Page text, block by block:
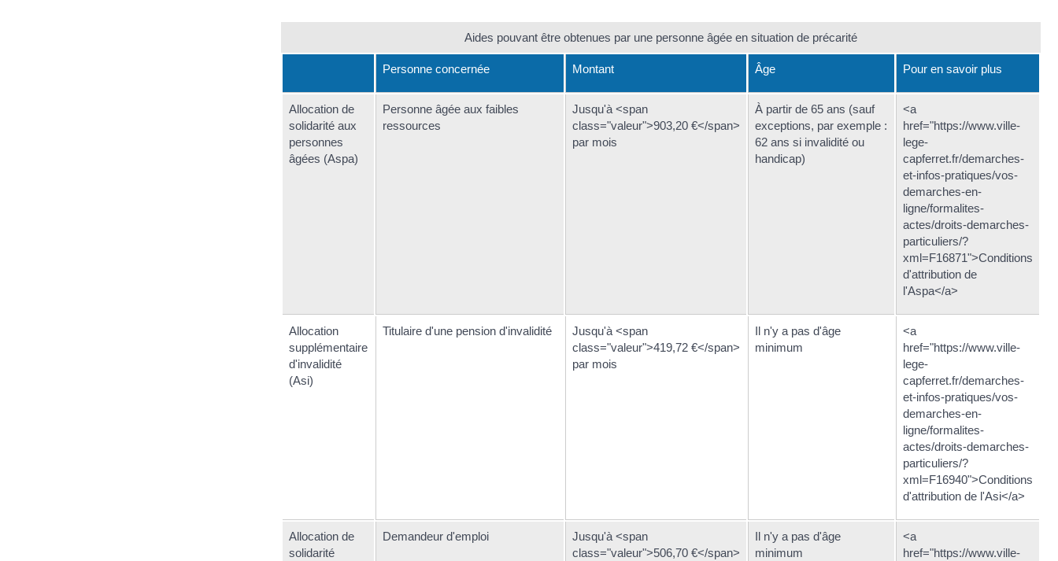
Aides pouvant être obtenues par une personne âgée en situation de précarité
Personne concernée Montant Âge Pour en savoir plus
Allocation de
solidarité aux
personnes
âgées (Aspa)
Personne âgée aux faibles
ressources
Jusqu'à <span
class="valeur">903,20 €</span>
par mois
À partir de 65 ans (sauf
exceptions, par exemple :
62 ans si invalidité ou
handicap)
<a
href="https://www.ville-
lege-
capferret.fr/demarches-
et-infos-pratiques/vos-
demarches-en-
ligne/formalites-
actes/droits-demarches-
particuliers/?
xml=F16871">Conditions
d'attribution de
l'Aspa</a>
Allocation
supplémentaire
d'invalidité
(Asi)
Titulaire d'une pension d'invalidité
Jusqu'à <span
class="valeur">419,72 €</span>
par mois
Il n'y a pas d'âge
minimum
<a
href="https://www.ville-
lege-
capferret.fr/demarches-
et-infos-pratiques/vos-
demarches-en-
ligne/formalites-
actes/droits-demarches-
particuliers/?
xml=F16940">Conditions
d'attribution de l'Asi</a>
Allocation de
solidarité
Demandeur d'emploi
Jusqu'à <span
class="valeur">506,70 €</span>
Il n'y a pas d'âge
minimum
<a
href="https://www.ville-